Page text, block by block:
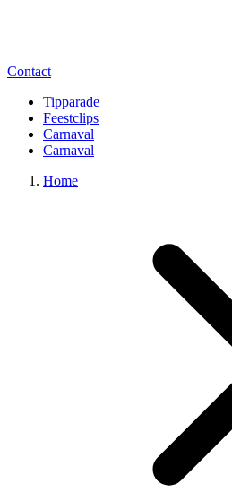
Contact
Tipparade
Feestclips
Carnaval
Carnaval
Home